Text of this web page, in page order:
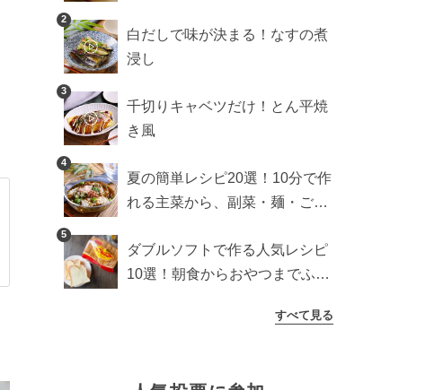
2
白だしで味が決まる！なすの煮
浸し
3
千切りキャベツだけ！とん平焼
き風
4
夏の簡単レシピ20選！10分で作
れる主菜から、副菜・麺・ごは
5
ダブルソフトで作る人気レシピ
10選！朝食からおやつまでふん
すべて見る